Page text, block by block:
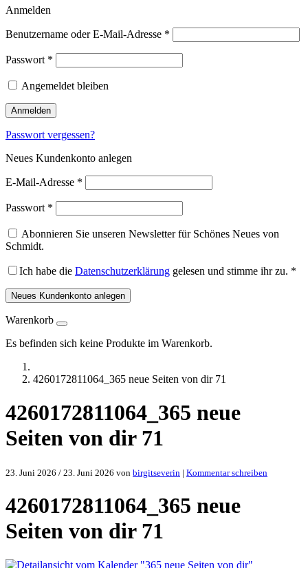
Anmelden
Benutzername oder E-Mail-Adresse *
Passwort *
Angemeldet bleiben
Anmelden
Passwort vergessen?
Neues Kundenkonto anlegen
E-Mail-Adresse *
Passwort *
Abonnieren Sie unseren Newsletter für Schönes Neues von
Schmidt.
Ich habe die Datenschutzerklärung gelesen und stimme ihr zu. *
Neues Kundenkonto anlegen
Warenkorb
Es befinden sich keine Produkte im Warenkorb.
4260172811064_365 neue Seiten von dir 71
4260172811064_365 neue
Seiten von dir 71
23. Juni 2026 / 23. Juni 2026 von birgitseverin | Kommentar schreiben
4260172811064_365 neue
Seiten von dir 71